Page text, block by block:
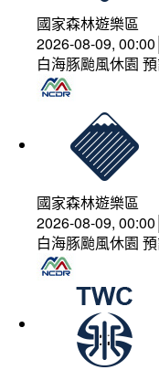
國家森林遊樂區
2026-08-09,
白海豚颱風休園
國家森林遊樂區
2026-08-09,
白海豚颱風休園